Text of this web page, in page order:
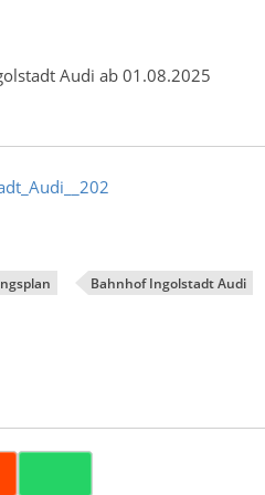
Audi ab 01.08.2025
Bahnhof Ingolstadt Audi